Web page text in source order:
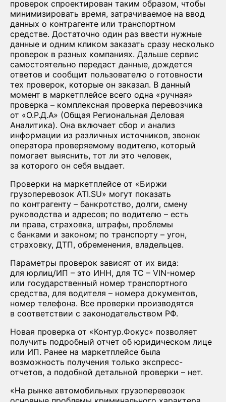
проверок спроектирован таким образом, чтобы
минимизировать время, затрачиваемое на ввод
данных о контрагенте или транспортном
средстве. Достаточно один раз ввести нужные
данные и одним кликом заказать сразу несколько
проверок в разных компаниях. Дальше сервис
самостоятельно передаст данные, дождется
ответов и сообщит пользователю о готовности
тех проверок, которые он заказал. В данный
момент в маркетплейсе всего одна «ручная»
проверка – комплексная проверка перевозчика
от «О.Р.Д.А» (Общая Региональная Деловая
Аналитика). Она включает сбор и анализ
информации из различных источников, звонок
оператора проверяемому водителю, который
помогает выяснить, тот ли это человек,
за которого он себя выдает.
Проверки на маркетплейсе от «Биржи
грузоперевозок ATI.SU» могут показать
по контрагенту – банкротство, долги, смену
руководства и адресов; по водителю – есть
ли права, страховка, штрафы, проблемы
с банками и законом; по транспорту – угон,
страховку, ДТП, обременения, владельцев.
Параметры проверок зависят от их вида:
для юрлиц/ИП – это ИНН, для ТС – VIN-номер
или государственный номер транспортного
средства, для водителя – номера документов,
номер телефона. Все проверки производятся
в соответствии с законодательством РФ.
Новая проверка от «Контур.Фокус» позволяет
получить подробный отчет об юридическом лице
или ИП. Ранее на маркетплейсе была
возможность получения только экспресс-
отчетов, а подобной детальной проверки – нет.
«На рынке автомобильных грузоперевозок